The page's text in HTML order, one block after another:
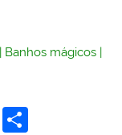
| Banhos mágicos |
Pr